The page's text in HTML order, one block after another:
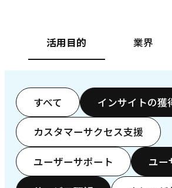
活用目的 業界
すべて インサイトの獲
カスタマーサクセス支援
ユーザーサポート ユー